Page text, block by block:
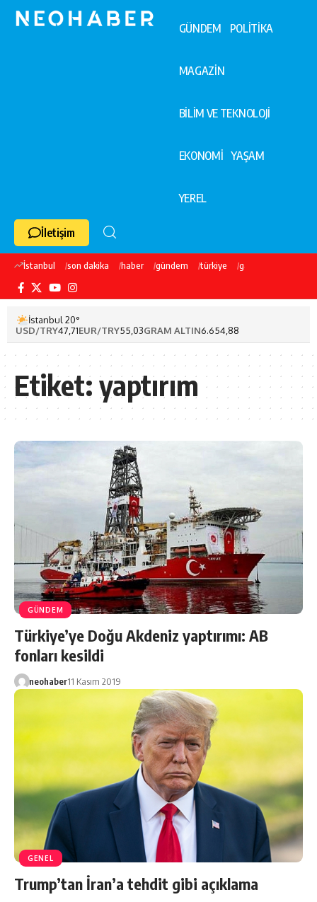
GÜNDEM POLİTİKA
MAGAZİN
BİLİM VE TEKNOLOJİ
EKONOMİ YAŞAM
YEREL
İletişim
İstanbul son dakika haber gündem türkiye galatasaray
İstanbul 20°
USD/TRY47,71EUR/TRY55,03GRAM ALTIN6.654,88
Etiket: yaptırım
GÜNDEM
Türkiye’ye Doğu Akdeniz yaptırımı: AB
fonları kesildi
neohaber11 Kasım 2019
GENEL
Trump’tan İran’a tehdit gibi açıklama